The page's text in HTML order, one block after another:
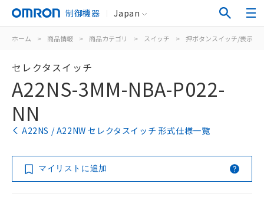
制御機器 Japan
ホーム > 商品情報 > 商品カテゴリ > スイッチ > 押ボタンスイッチ/表示灯
セレクタスイッチ
A22NS-3MM-NBA-P022-
NN
A22NS / A22NW セレクタスイッチ 形式仕様一覧
マイリストに追加